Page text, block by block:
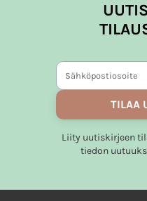
TILAA
Liity uutiskirjeen
tiedon